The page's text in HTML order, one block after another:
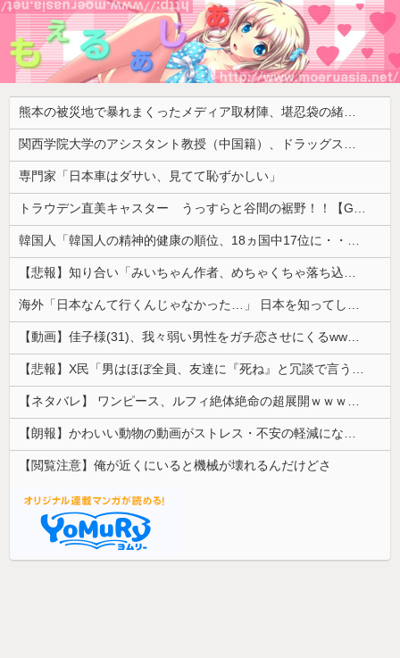
熊本の被災地で暴れまくったメディア取材陣、堪忍袋の緒が切れた地元住民が苦情を寄せまくった結果……
関西学院大学のアシスタント教授（中国籍）、ドラッグストアで現行犯逮捕 万引き容疑
専門家「日本車はダサい、見てて恥ずかしい」
トラウデン直美キャスター うっすらと谷間の裾野！！【GIF動画あり】
韓国人「韓国人の精神的健康の順位、18ヵ国中17位に・・・」→「日本に勝った！！！！！」
【悲報】知り合い「みいちゃん作者、めちゃくちゃ落ち込んでる。以前みいちゃんへの深い愛を語ってくれた」
海外「日本なんて行くんじゃなかった…」 日本を知ってしまったディズニー信者、帰国後『本家』に失望する事態に
【動画】佳子様(31)、我々弱い男性をガチ恋させにくるwwwwwww 【Pickup05164714】
【悲報】X民「男はほぼ全員、友達に『死ね』と冗談で言うことがある」←これマジ？ｗｗｗｗ
【ネタバレ】 ワンピース、ルフィ絶体絶命の超展開ｗｗｗｗｗｗｗｗｗｗｗｗｗｗｗｗｗｗｗｗｗｗｗｗｗｗｗｗｗｗｗｗｗｗｗｗｗｗｗｗｗｗｗｗｗ...
【朗報】かわいい動物の動画がストレス・不安の軽減になる可能性。英大学の研究で実証
【閲覧注意】俺が近くにいると機械が壊れるんだけどさ